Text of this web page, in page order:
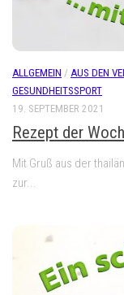
ALLGEMEIN / AUS DEN
GESUNDHEITSSPORT
19. SEPTEMBER 2021
Rezept der
Mit Gruß aus der
zur...